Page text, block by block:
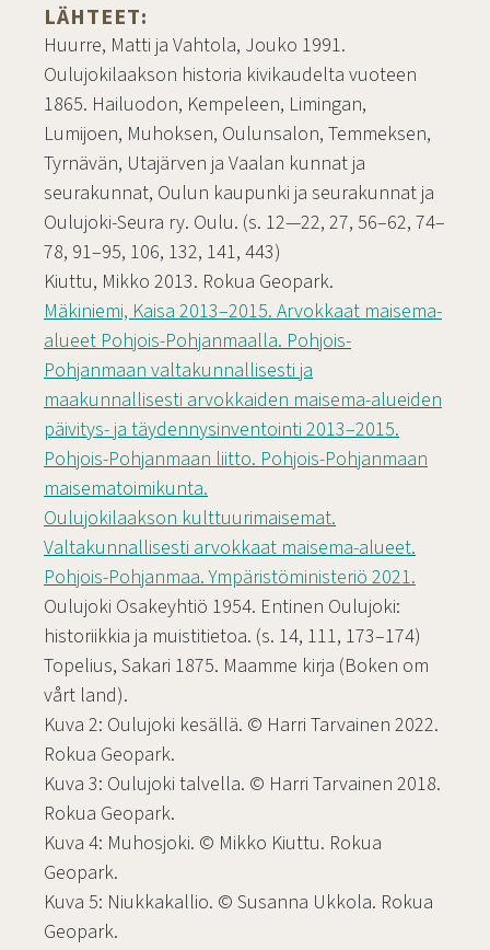
LÄHTEET:
Huurre, Matti ja Vahtola, Jouko 1991.
Oulujokilaakson historia kivikaudelta vuoteen
1865. Hailuodon, Kempeleen, Limingan,
Lumijoen, Muhoksen, Oulunsalon, Temmeksen,
Tyrnävän, Utajärven ja Vaalan kunnat ja
seurakunnat, Oulun kaupunki ja seurakunnat ja
Oulujoki-Seura ry. Oulu. (s. 12—22, 27, 56–62, 74–
78, 91–95, 106, 132, 141, 443)
Kiuttu, Mikko 2013. Rokua Geopark.
Mäkiniemi, Kaisa 2013–2015. Arvokkaat maisema-
alueet Pohjois-Pohjanmaalla. Pohjois-
Pohjanmaan valtakunnallisesti ja
maakunnallisesti arvokkaiden maisema-alueiden
päivitys- ja täydennysinventointi 2013–2015.
Pohjois-Pohjanmaan liitto. Pohjois-Pohjanmaan
maisematoimikunta.
Oulujokilaakson kulttuurimaisemat.
Valtakunnallisesti arvokkaat maisema-alueet.
Pohjois-Pohjanmaa. Ympäristöministeriö 2021.
Oulujoki Osakeyhtiö 1954. Entinen Oulujoki:
historiikkia ja muistitietoa. (s. 14, 111, 173–174)
Topelius, Sakari 1875. Maamme kirja (Boken om
vårt land).
Kuva 2: Oulujoki kesällä. © Harri Tarvainen 2022.
Rokua Geopark.
Kuva 3: Oulujoki talvella. © Harri Tarvainen 2018.
Rokua Geopark.
Kuva 4: Muhosjoki. © Mikko Kiuttu. Rokua
Geopark.
Kuva 5: Niukkakallio. © Susanna Ukkola. Rokua
Geopark.